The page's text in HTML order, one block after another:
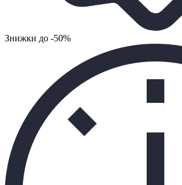
Знижки до -50%